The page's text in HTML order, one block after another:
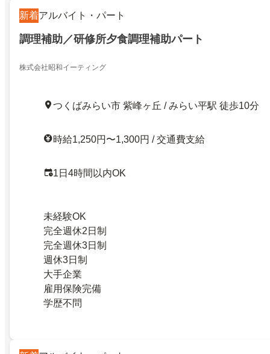
新着アルバイト・パート
調理補助／研修所夕食調理補助パート
株式会社昭和イーティング
つくばみらい市 紫峰ヶ丘 / みらい平駅 徒歩10分
時給1,250円〜1,300円 / 交通費支給
1日4時間以内OK
未経験OK
完全週休2日制
完全週休3日制
週休3日制
大手企業
雇用保険完備
学歴不問